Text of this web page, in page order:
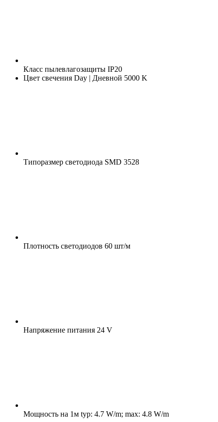
Класс пылевлагозащиты IP20
Цвет свечения Day | Дневной 5000 K
Типоразмер светодиода SMD 3528
Плотность светодиодов 60 шт/м
Напряжение питания 24 V
Мощность на 1м typ: 4.7 W/m; max: 4.8 W/m